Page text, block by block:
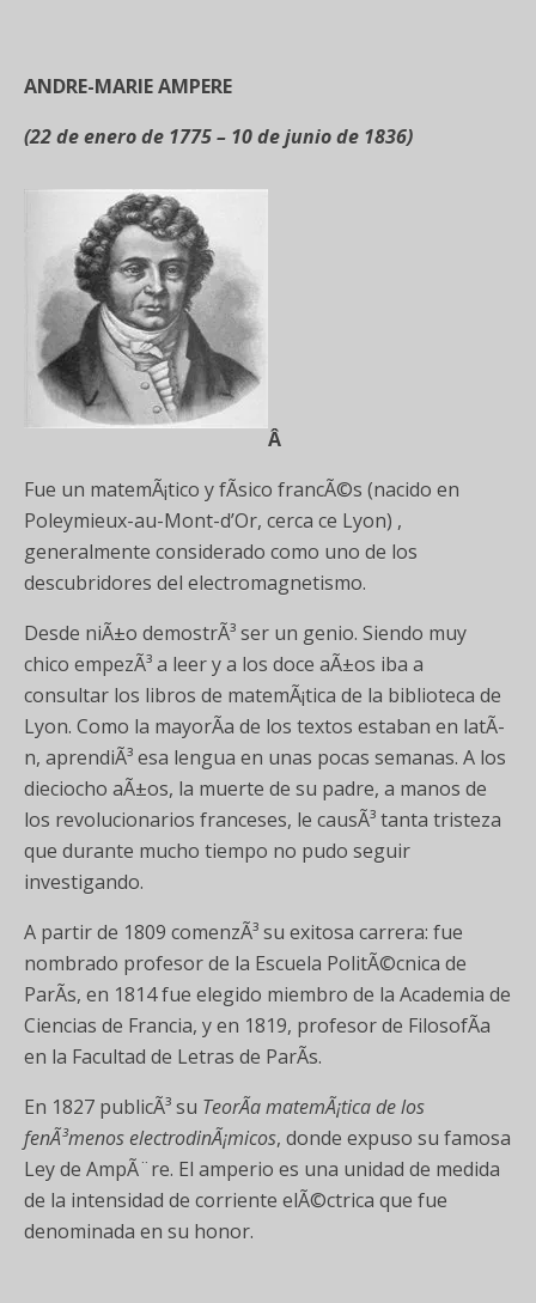
ANDRE-MARIE AMPERE
(22 de enero de 1775 – 10 de junio de 1836)
Â
Fue un matemÃ¡tico y fÃ­sico francÃ©s (nacido en
Poleymieux-au-Mont-d’Or, cerca ce Lyon) ,
generalmente considerado como uno de los
descubridores del electromagnetismo.
Desde niÃ±o demostrÃ³ ser un genio. Siendo muy
chico empezÃ³ a leer y a los doce aÃ±os iba a
consultar los libros de matemÃ¡tica de la biblioteca de
Lyon. Como la mayorÃ­a de los textos estaban en latÃ­
n, aprendiÃ³ esa lengua en unas pocas semanas. A los
dieciocho aÃ±os, la muerte de su padre, a manos de
los revolucionarios franceses, le causÃ³ tanta tristeza
que durante mucho tiempo no pudo seguir
investigando.
A partir de 1809 comenzÃ³ su exitosa carrera: fue
nombrado profesor de la Escuela PolitÃ©cnica de
ParÃ­s, en 1814 fue elegido miembro de la Academia de
Ciencias de Francia, y en 1819, profesor de FilosofÃ­a
en la Facultad de Letras de ParÃ­s.
En 1827 publicÃ³ su TeorÃ­a matemÃ¡tica de los
fenÃ³menos electrodinÃ¡micos, donde expuso su famosa
Ley de AmpÃ¨re. El amperio es una unidad de medida
de la intensidad de corriente elÃ©ctrica que fue
denominada en su honor.